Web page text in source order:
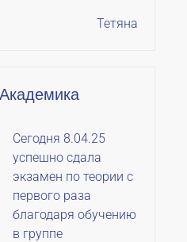
Тетяна
Сегодня 8.04.25
успешно сдала
экзамен по теории с
первого раза
благодаря обучению
в группе